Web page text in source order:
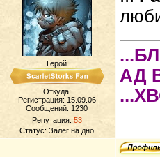
Герой
Откуда:
Регистрация: 15.09.06
Сообщений: 1230
Репутация: 53
Статус: Залёг на дно
АД